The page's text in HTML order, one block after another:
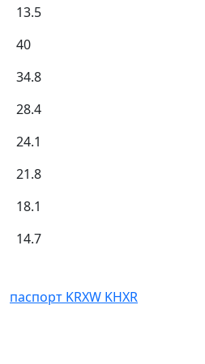
13.5
40
34.8
28.4
24.1
21.8
18.1
14.7
паспорт KRXW KHXR